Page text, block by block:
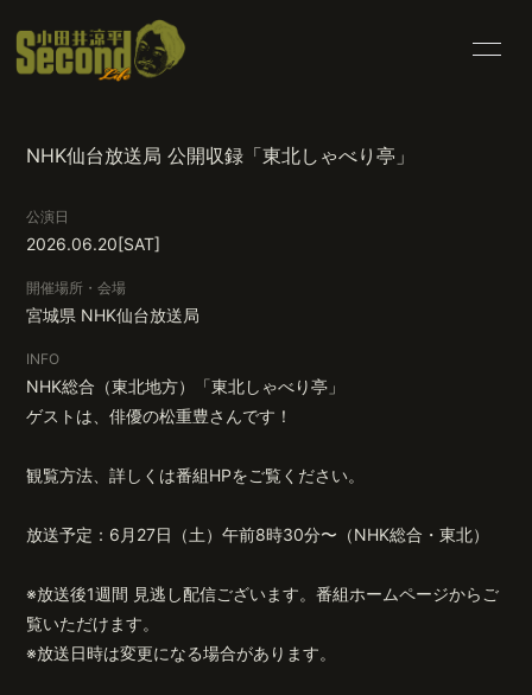
SCHEDULE PROFILE
BLOG
PHOTO
会員登録 ログイン
NHK仙台放送局 公開収録「東北しゃべり亭」
公演日
2026.06.20[SAT]
開催場所・会場
宮城県 NHK仙台放送局
INFO
NHK総合（東北地方）「東北しゃべり亭」
ゲストは、俳優の松重豊さんです！
観覧方法、詳しくは番組HPをご覧ください。
放送予定：6月27日（土）午前8時30分〜（NHK総合・東北）
※放送後1週間 見逃し配信ございます。番組ホームページからご
覧いただけます。
※放送日時は変更になる場合があります。